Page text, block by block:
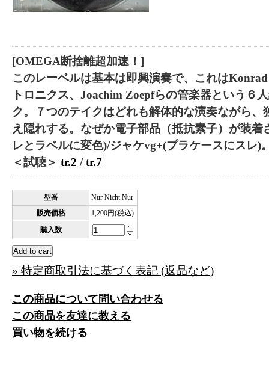
[OMEGA断捨離超加速！]
このレーベルは基本は即興演奏で、これは
トロニクス、Joachim Zoepfらの管楽器という６
ク。７つのテイクはどれも解体的な演奏ながら、
え隠れする。なぜか電子部品（抵抗素子）が装着
レとラベルに変色)/ジャケvg+(プラケースにスレ)
＜試聴＞ tr.2 /tr.7
型番
Nur Nicht Nur
販売価格
1,200円(税込)
購入数
» 特定商取引法に基づく表記 (返品など)
この商品について問い合わせる
この商品を友達に教える
買い物を続ける